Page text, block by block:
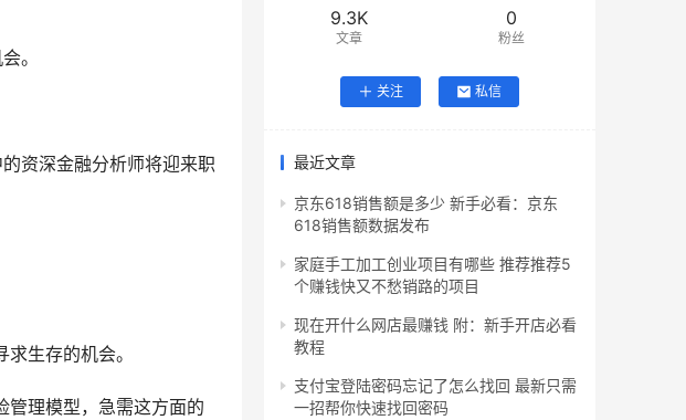
。
资深金融分析师将迎来职
生存的机会。
理模型，急需这方面的
9.3K
文章
0
粉丝
关注 私信
最近文章
京东618销售额是多少 新手必看：京东
618销售额数据发布
家庭手工加工创业项目有哪些 推荐推荐5
个赚钱快又不愁销路的项目
现在开什么网店最赚钱 附：新手开店必看
教程
支付宝登陆密码忘记了怎么找回 最新只需
一招帮你快速找回密码